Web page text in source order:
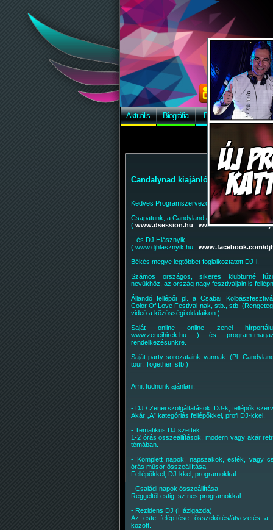
Aktuális Biográfia Discográfia Képek
Candalynad kiajánló
Kedves Programszervező!
Csapatunk, a Candyland alapítói: Dj Dandee /
( www.dsession.hu ; www.facebook.com/
...és DJ Hlásznyik
( www.djhlasznyik.hu ; www.facebook.com/
Békés megye legtöbbet foglalkoztatott DJ-i.
Számos országos, sikeres klubturné
nevükhöz, az ország nagy fesztiváljain is
Állandó fellépői pl. a Csabai
Color Of Love Festival-nak, stb., stb.
videó a közösségi oldalaikon.)
Saját online online zenei
www.zeneihirek.hu ) és program-
rendelkezésünkre.
Saját party-sorozataink vannak. (Pl.
tour, Together, stb.)
Amit tudnunk ajánlani:
- DJ / Zenei szolgáltatások, DJ-k, fellépők
Akár „A” kategóriás fellépőkkel, profi DJ-kkel.
- Tematikus DJ szettek:
1-2 órás összeállítások, modern vagy akár
témában.
- Komplett napok, napszakok, esték, vagy
órás műsor összeállítása.
Fellépőkkel, DJ-kkel, programokkal.
- Családi napok összeállítása
Reggeltől estig, színes programokkal.
- Rezidens DJ (Házigazda)
Az este felépítése, összekötés/átvezetés a
között.